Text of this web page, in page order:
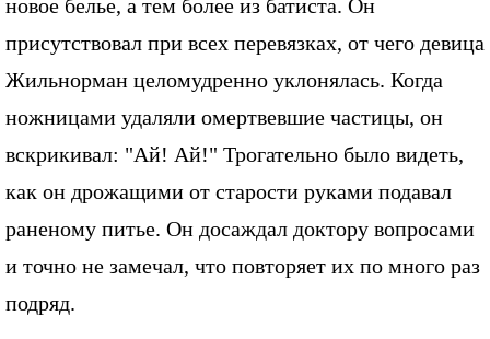
новое белье, а тем более из батиста. Он
присутствовал при всех перевязках, от чего девица
Жильнорман целомудренно уклонялась. Когда
ножницами удаляли омертвевшие частицы, он
вскрикивал: "Ай! Ай!" Трогательно было видеть,
как он дрожащими от старости руками подавал
раненому питье. Он досаждал доктору вопросами
и точно не замечал, что повторяет их по много раз
подряд.